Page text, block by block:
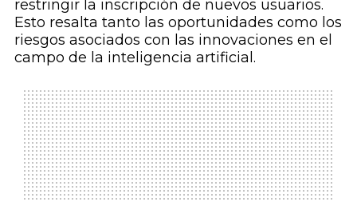
restringir la inscripción de nuevos usuarios.
Esto resalta tanto las oportunidades como los
riesgos asociados con las innovaciones en el
campo de la inteligencia artificial.